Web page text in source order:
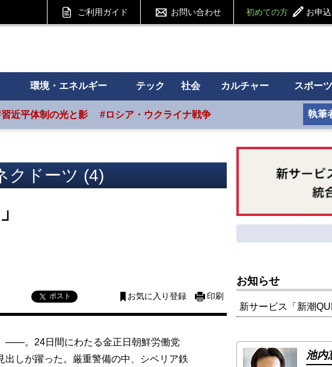
ご利用ガイド お問い合わせ 初めての方 お申
イト
環境・エネルギー テック 社会 カルチャー スポーツ
近平体制の光と影 #ロシア・ウクライナ戦争 執筆
クドーツ (4)
ポスト お気に入り登録 印刷
――。24日間にわたる金正日朝鮮労働党
しが躍った。厳重警備の中、シベリア鉄
お知らせ
新サービス「新潮
池内